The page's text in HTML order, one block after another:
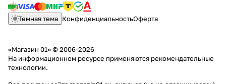
Темная тема КонфиденциальностьОферта
«Магазин 01» © 2006-2026
На информационном ресурсе применяются рекомендательные
технологии.